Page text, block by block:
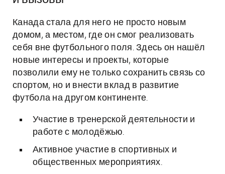
Канада стала для него не просто новым
домом, а местом, где он смог реализовать
себя вне футбольного поля. Здесь он нашёл
новые интересы и проекты, которые
позволили ему не только сохранить связь со
спортом, но и внести вклад в развитие
футбола на другом континенте.
Участие в тренерской деятельности и
работе с молодёжью.
Активное участие в спортивных и
общественных мероприятиях.